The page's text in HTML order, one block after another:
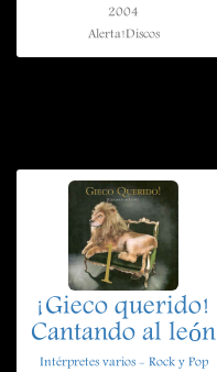
2004
Alerta!Discos
¡Gieco querido!
Cantando al león
Intérpretes varios - Rock y Pop